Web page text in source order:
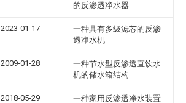
的反渗透净水器
2023-01-17
一种具有多级滤芯的反渗
透净水机
2009-01-28
一种节水型反渗透直饮水
机的储水箱结构
2018-05-29 一种家用反渗透净水装置